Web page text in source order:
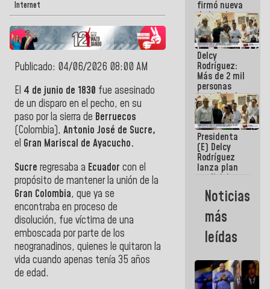
Internet
Publicado: 04/06/2026 08:00 AM
El 4 de junio de 1830 fue asesinado
de un disparo en el pecho, en su
paso por la sierra de Berruecos
(Colombia), Antonio José de Sucre,
el Gran Mariscal de Ayacucho.
Sucre regresaba a Ecuador con el
propósito de mantener la unión de la
Gran Colombia, que ya se
encontraba en proceso de
disolución, fue víctima de una
emboscada por parte de los
neogranadinos, quienes le quitaron la
vida cuando apenas tenía 35 años
de edad.
firmó nueva
de Ley de
Arrendamiento
aprobada
por la AN
Delcy
Rodríguez:
Más de 2 mil
personas
beneficiadas
con planes
para
atención de
emergencia
sísmica en
la última
semana
Presidenta
(E) Delcy
Rodríguez
lanza plan
crediticio
con subsidio
a Juntas de
Condominio
Noticias
más
leídas